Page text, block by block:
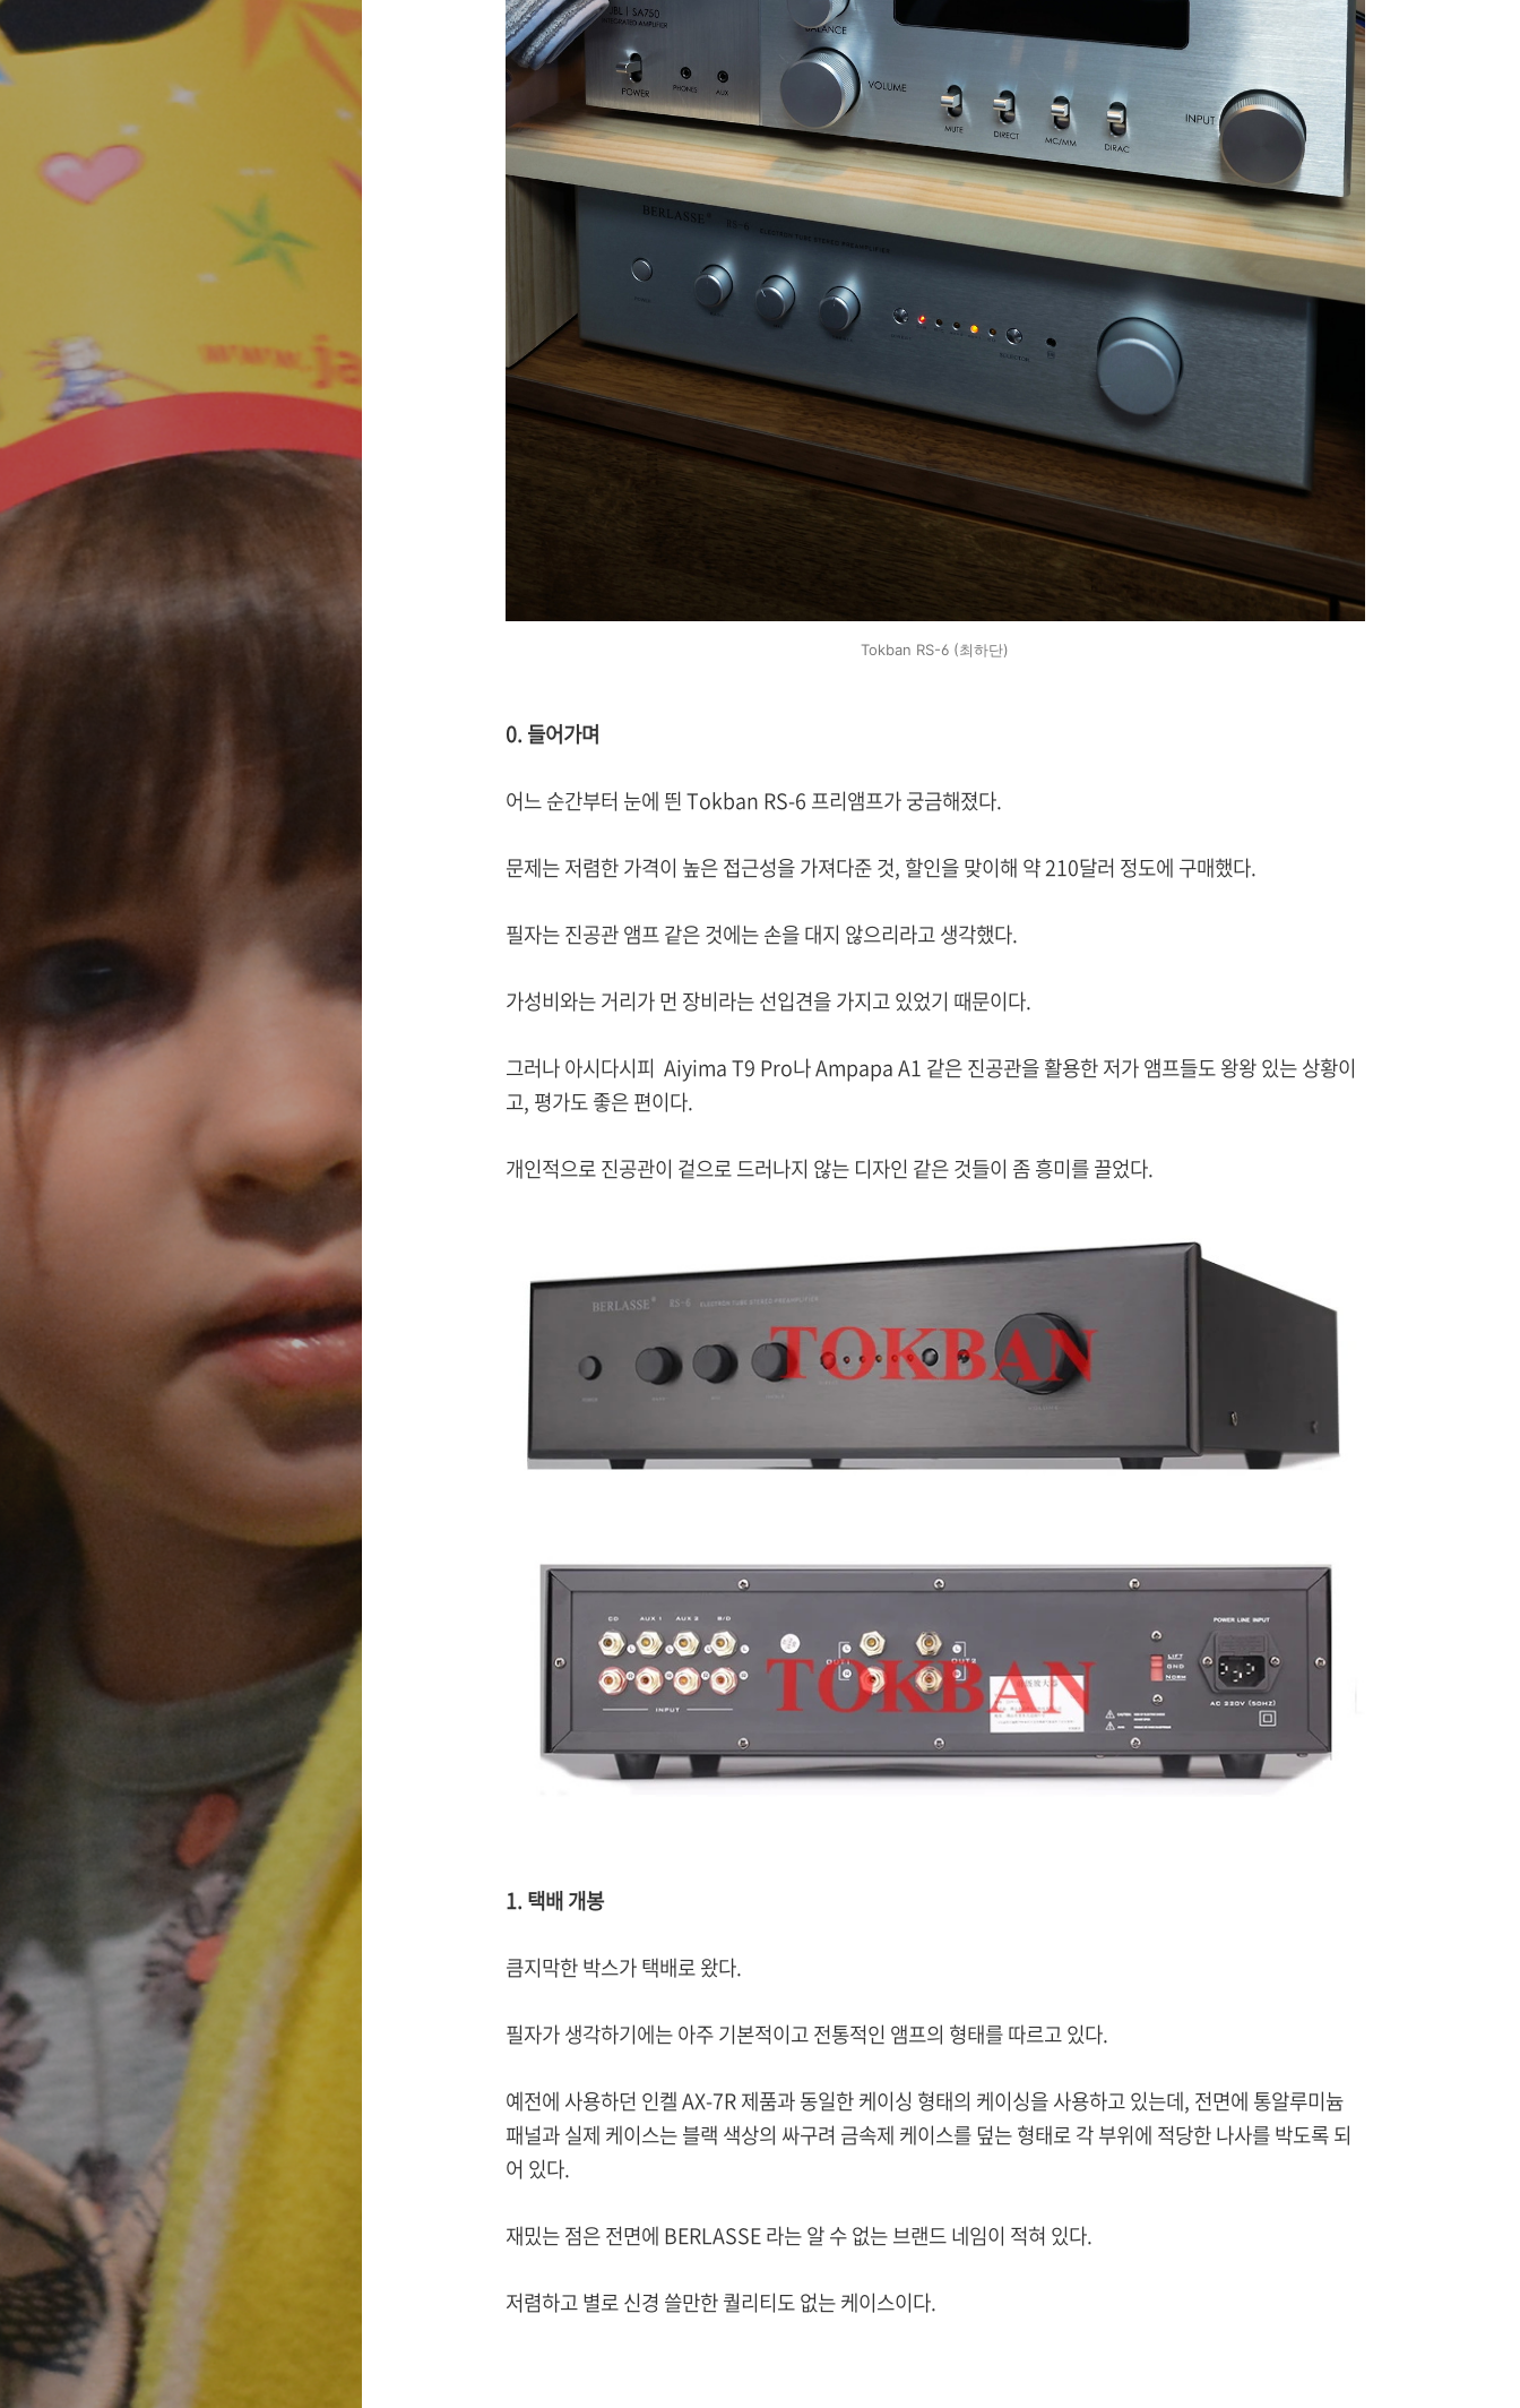
Tokban RS-6 (최하단)
0. 들어가며
어느 순간부터 눈에 띈 Tokban RS-6 프리앰프가 궁금해졌다.
문제는 저렴한 가격이 높은 접근성을 가져다준 것, 할인을 맞이해 약 210달러 정도에 구매했다.
필자는 진공관 앰프 같은 것에는 손을 대지 않으리라고 생각했다.
가성비와는 거리가 먼 장비라는 선입견을 가지고 있었기 때문이다.
그러나 아시다시피 Aiyima T9 Pro나 Ampapa A1 같은 진공관을 활용한 저가 앰프들도 왕왕 있는 상황이
고, 평가도 좋은 편이다.
개인적으로 진공관이 겉으로 드러나지 않는 디자인 같은 것들이 좀 흥미를 끌었다.
1. 택배 개봉
큼지막한 박스가 택배로 왔다.
필자가 생각하기에는 아주 기본적이고 전통적인 앰프의 형태를 따르고 있다.
예전에 사용하던 인켈 AX-7R 제품과 동일한 케이싱 형태의 케이싱을 사용하고 있는데, 전면에 통알루미늄
패널과 실제 케이스는 블랙 색상의 싸구려 금속제 케이스를 덮는 형태로 각 부위에 적당한 나사를 박도록 되
어 있다.
재밌는 점은 전면에 BERLASSE 라는 알 수 없는 브랜드 네임이 적혀 있다.
저렴하고 별로 신경 쓸만한 퀄리티도 없는 케이스이다.